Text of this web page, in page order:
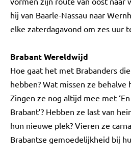
hij van Baarle-Nassau naar
elke zaterdagavond om zes uur
Brabant Wereldwijd
Hoe gaat het met Brabanders
hebben? Wat missen ze
Zingen ze nog altijd mee met
Brabant’? Hebben ze last van
hun nieuwe plek? Vieren ze
Brabantse gemoedelijkheid bij